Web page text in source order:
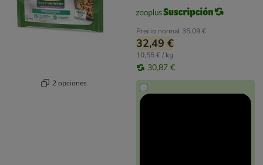
2 opciones
Precio normal 35,09 €
32,49 €
10,55 € / kg
30,87 €